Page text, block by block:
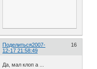
Поделиться 16
2007-
12-17 21:58:49
Да, мал клоп а ...